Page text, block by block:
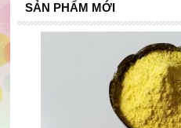
SẢN PHẨM MỚI